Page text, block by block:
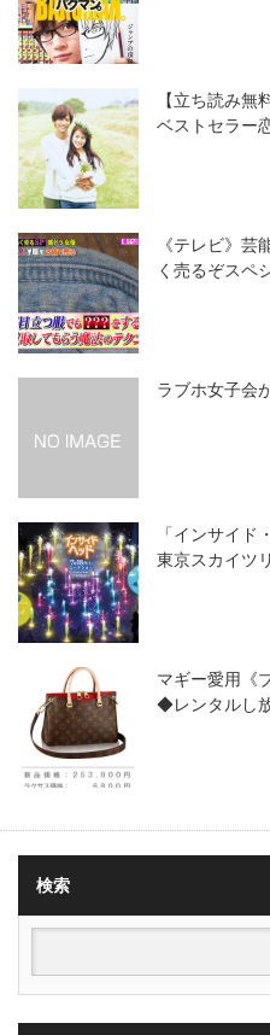
【立ち読み無
ベストセラー
《テレビ》芸
く売るぞスペ
ラブホ女子会
「インサイド
東京スカイツ
マギー愛用《
◆レンタルし
検索